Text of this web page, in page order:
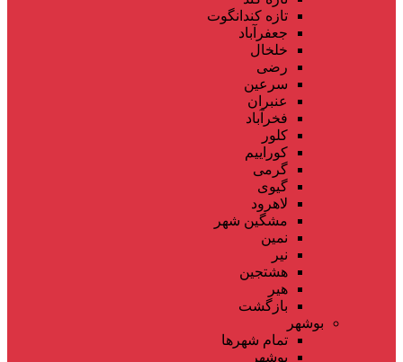
تازه کندانگوت
جعفرآباد
خلخال
رضی
سرعین
عنبران
فخرآباد
کلور
کوراییم
گرمی
گیوی
لاهرود
مشگین شهر
نمین
نیر
هشتجین
هیر
بازگشت
بوشهر
تمام شهر‌ها
بوشهر